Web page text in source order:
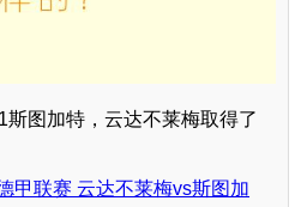
图加特，云达不莱梅取得了
甲联赛 云达不莱梅vs斯图加